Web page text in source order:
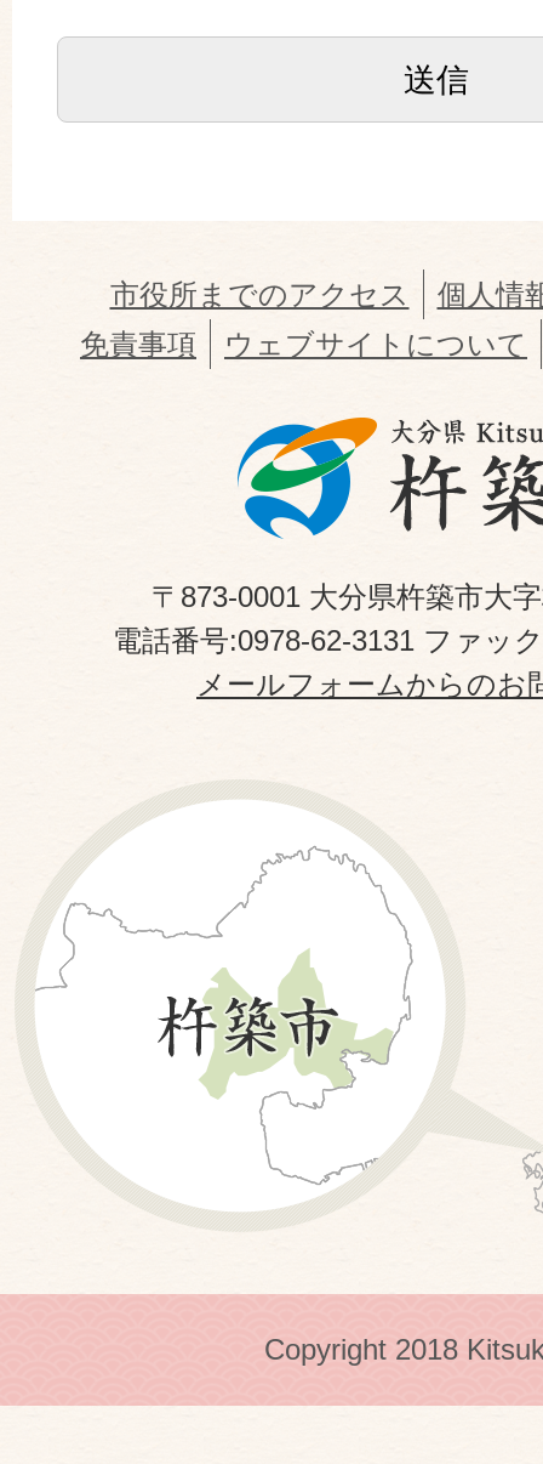
市役所までのアクセス
個人情
免責事項
ウェブサイトについて
〒873-0001 大分県杵築市大
電話番号:0978-62-3131 ファッ
メールフォームからのお
Copyright 2018